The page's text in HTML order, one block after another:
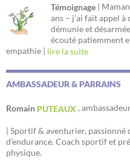
Témoignage |
ans – j’ai fait appel
démunie et
écouté patiemment
empathie | lire la suite
AMBASSADEUR & PARRAINS
Romain PUTEAUX ,
| Sportif & aventurier, passionné
d’endurance. Coach sportif et
physique.